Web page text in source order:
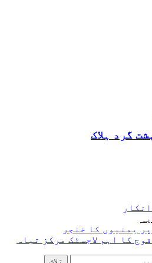
یمنیوں کا خنجر
کا اہم لاجسٹک مرکز تباہ